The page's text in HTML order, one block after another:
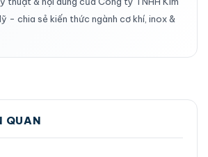
- chia sẻ kiến thức ngành cơ khí, inox &
QUAN